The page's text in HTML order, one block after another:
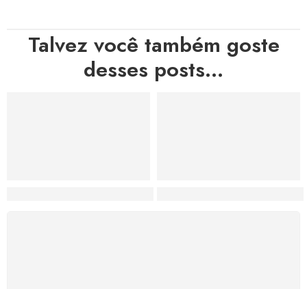
Talvez você também goste
desses posts...